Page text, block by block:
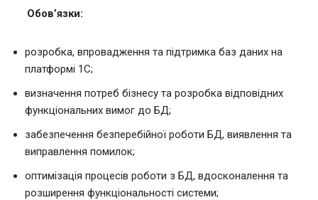
Обов’язки:
розробка, впровадження та підтримка баз даних на
платформі 1С;
визначення потреб бізнесу та розробка відповідних
функціональних вимог до БД;
забезпечення безперебійної роботи БД, виявлення та
виправлення помилок;
оптимізація процесів роботи з БД, вдосконалення та
розширення функціональності системи;